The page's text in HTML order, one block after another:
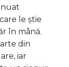
le știe
în mână.
din
iar